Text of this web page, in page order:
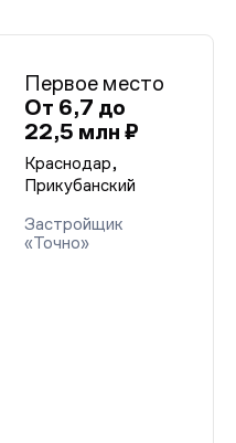
Первое место
От 6,7 до
22,5 млн ₽
Краснодар,
Прикубанский
Застройщик
«Точно»